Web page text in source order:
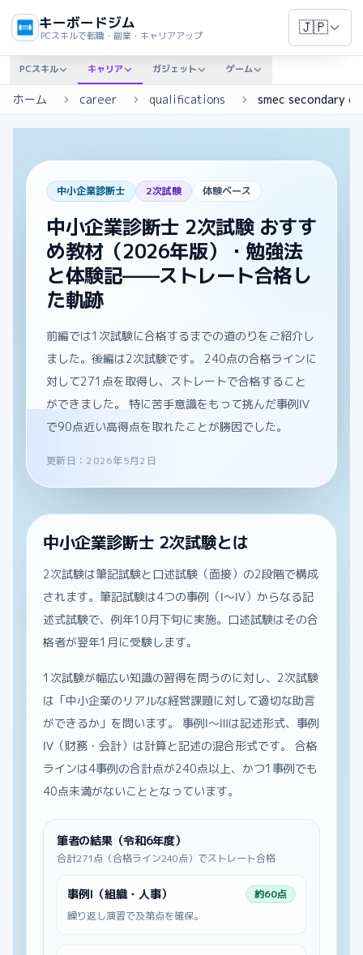
キーボードジム
PCスキルで転職・副業・キャリアアップ 🇯🇵
PCスキル キャリア ガジェット ゲーム
ホーム career qualifications smec secondary
中小企業診断士 2次試験 体験ベース
中小企業診断士 2次試験 おすす
め教材（2026年版）・勉強法
と体験記——ストレート合格し
た軌跡
前編では1次試験に合格するまでの道のりをご紹介し
ました。後編は2次試験です。 240点の合格ラインに
対して271点を取得し、ストレートで合格すること
ができました。 特に苦手意識をもって挑んだ事例Ⅳ
で90点近い高得点を取れたことが勝因でした。
更新日：2026年5月2日
中小企業診断士 2次試験とは
2次試験は筆記試験と口述試験（面接）の2段階で構成
されます。筆記試験は4つの事例（Ⅰ〜Ⅳ）からなる記
述式試験で、例年10月下旬に実施。口述試験はその合
格者が翌年1月に受験します。
1次試験が幅広い知識の習得を問うのに対し、2次試験
は「中小企業のリアルな経営課題に対して適切な助言
ができるか」を問います。 事例Ⅰ〜Ⅲは記述形式、事例
Ⅳ（財務・会計）は計算と記述の混合形式です。 合格
ラインは4事例の合計点が240点以上、かつ1事例でも
40点未満がないこととなっています。
筆者の結果（令和6年度）
合計271点（合格ライン240点）でストレート合格
事例Ⅰ（組織・人事）
約60点
繰り返し演習で及第点を確保。